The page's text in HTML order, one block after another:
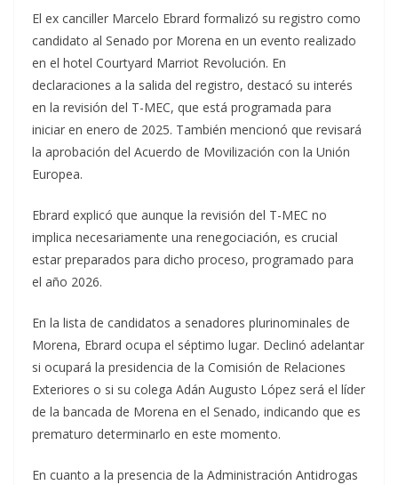
El ex canciller Marcelo Ebrard formalizó su registro como
candidato al Senado por Morena en un evento realizado
en el hotel Courtyard Marriot Revolución. En
declaraciones a la salida del registro, destacó su interés
en la revisión del T-MEC, que está programada para
iniciar en enero de 2025. También mencionó que revisará
la aprobación del Acuerdo de Movilización con la Unión
Europea.
Ebrard explicó que aunque la revisión del T-MEC no
implica necesariamente una renegociación, es crucial
estar preparados para dicho proceso, programado para
el año 2026.
En la lista de candidatos a senadores plurinominales de
Morena, Ebrard ocupa el séptimo lugar. Declinó adelantar
si ocupará la presidencia de la Comisión de Relaciones
Exteriores o si su colega Adán Augusto López será el líder
de la bancada de Morena en el Senado, indicando que es
prematuro determinarlo en este momento.
En cuanto a la presencia de la Administración Antidrogas